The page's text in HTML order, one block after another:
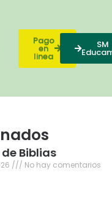
Pago
en
linea
SM
Biblias
No hay comentarios